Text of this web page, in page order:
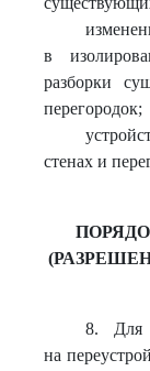
в
разборки
перегородок;
стенах и
8. Для
на